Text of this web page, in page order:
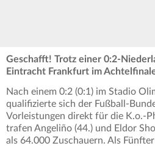
Geschafft! Trotz einer 0:2-
Eintracht Frankfurt im
Nach einem 0:2 (0:1) im Stadio
qualifizierte sich der Fußball-
Vorleistungen direkt für die K.o.-
trafen Angeliño (44.) und Eldor
als 64.000 Zuschauern. Als